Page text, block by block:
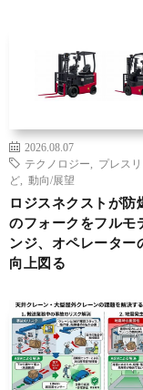
2026.08.07
テクノロジー
プレス
ど
動向/展望
ロジスネクストが防
のフォークをフルモ
ンジ、オペレーター
向上図る